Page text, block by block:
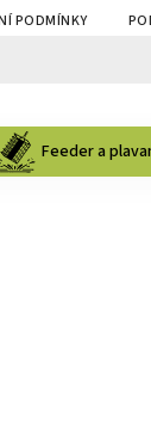
PODMÍNKY
Feeder a